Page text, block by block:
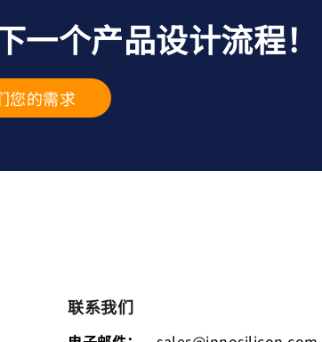
个产品设计流程！
您的需求
联系我们